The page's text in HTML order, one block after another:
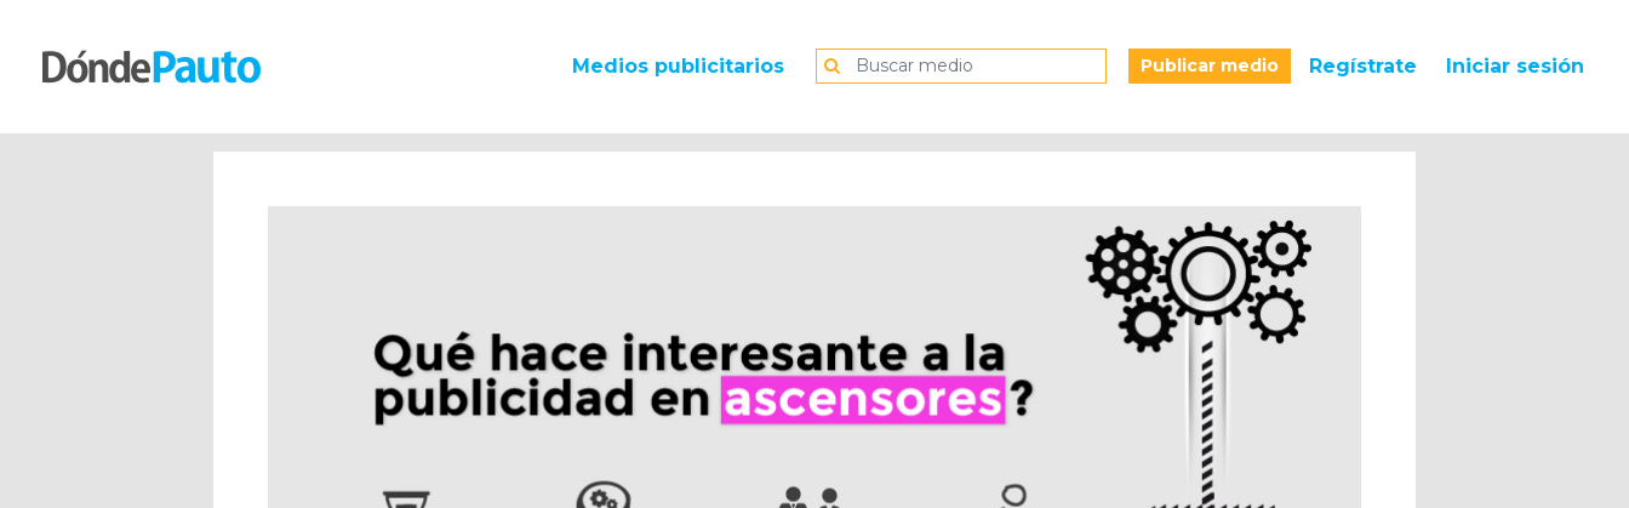
Medios publicitarios Publicar medio Regístrate Iniciar sesión